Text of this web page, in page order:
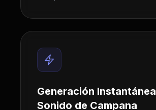
Generación
Sonido de Campana